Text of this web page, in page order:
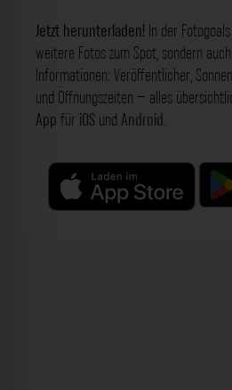
Jetzt herunterladen! In der
weitere Fotos zum Spot, sondern
Informationen: Veröffentlicher,
und Öffnungszeiten – alles
App für iOS und Android.